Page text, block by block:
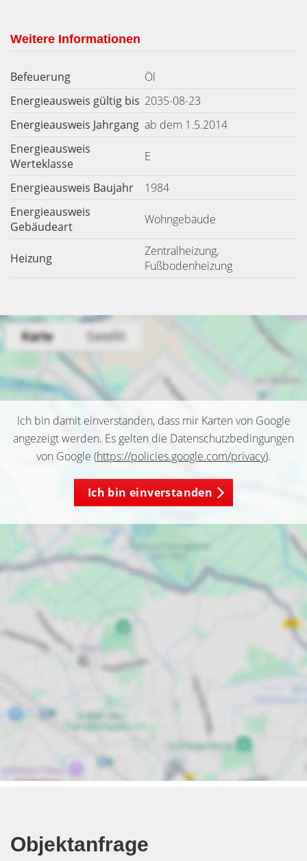
Weitere Informationen
Befeuerung
Öl
Energieausweis gültig bis 2035-08-23
Energieausweis Jahrgang ab dem 1.5.2014
Energieausweis
Werteklasse
E
Energieausweis Baujahr
1984
Energieausweis
Gebäudeart
Wohngebäude
Heizung
Zentralheizung,
Fußbodenheizung
Ich bin damit einverstanden, dass mir Karten von Google
angezeigt werden. Es gelten die Datenschutzbedingungen
von Google (https://policies.google.com/privacy).
Ich bin einverstanden
Objektanfrage